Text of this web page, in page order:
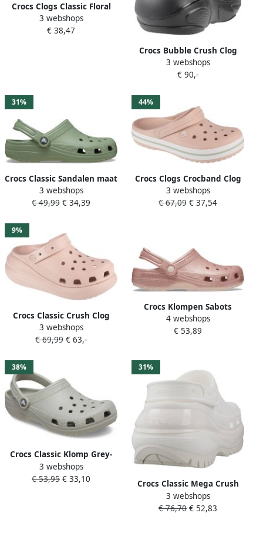
Crocs Clogs Classic Floral
Cut Out Clog sandaal
zomerschoen loafer met
3 webshops
€ 38,47
Crocs Bubble Crush Clog
Dames Black- Dames Black
3 webshops
€ 90,-
31%
Crocs Classic Sandalen maat
M10 W12 olijfgroen groen
3 webshops
€ 49,99 € 34,39
44%
Crocs Clogs Crocband Clog
zomerschoen slippers
pantoffel met twee kleuren
3 webshops
€ 67,09 € 37,54
9%
Crocs Classic Crush Clog
207521-6UR Grijs Slippers
3 webshops
€ 69,99 € 63,-
Crocs Klompen Sabots
Classic Glitter Clog finition
pailletée
4 webshops
€ 53,89
38%
Crocs Classic Klomp Grey-
Grey
3 webshops
€ 53,95 € 33,10
31%
Crocs Classic Mega Crush
Sandalen & Slides white
maat: 36 37 beschikbare
3 webshops
€ 76,70 € 52,83